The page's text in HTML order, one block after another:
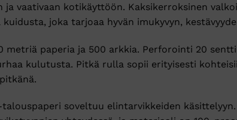
ja vaativaan kotikäyttöön. Kaksikerroksinen
joka tarjoaa hyvän imukyvyn,
metriä paperia ja 500 arkkia. Perforointi 20
kulutusta. Pitkä rulla sopii erityisesti
talouspaperi soveltuu elintarvikkeiden